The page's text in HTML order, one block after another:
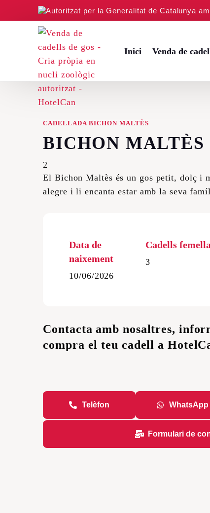
Autoritzat per la Generalitat de Catalunya
Inici Venda de
Cadells de
Cadells de
CADELLADA BICHON MALTÈS
BICHON MALTÈS
2
El Bichon Maltès és un gos petit, dolç i
alegre i li encanta estar amb la seva
Data de
naixement
10/06/2026
Cadells femella
3
Contacta amb nosaltres,
compra el teu cadell a
Telèfon WhatsApp
Formulari de